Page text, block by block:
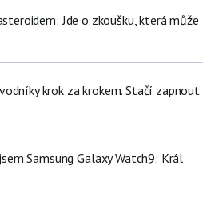
Jde o zkoušku, která může
krok za krokem. Stačí zapnout
Samsung Galaxy Watch9: Král